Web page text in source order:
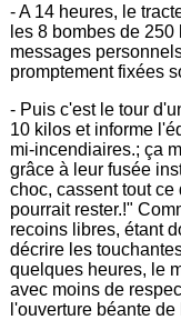
- A 14 heures, le
les 8 bombes de
messages
promptement fixées
- Puis c'est le tour
10 kilos et informe
mi-incendiaires.; ça
grâce à leur fusée
choc, cassent tout
pourrait rester.!"
recoins libres, étant
décrire les
quelques heures, le
avec moins de
l'ouverture béante de